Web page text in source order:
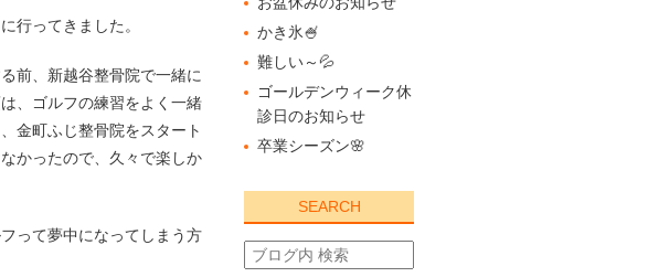
行ってきました。
前、新越谷整骨院で一緒に
、ゴルフの練習をよく一緒
金町ふじ整骨院をスタート
かったので、久々で楽しか
って夢中になってしまう方
かき氷🍧
難しい～💦
ゴールデンウィーク休
診日のお知らせ
卒業シーズン🌸
SEARCH